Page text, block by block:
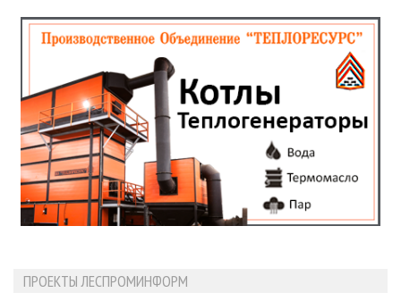
ПРОЕКТЫ ЛЕСПРОМИНФОРМ